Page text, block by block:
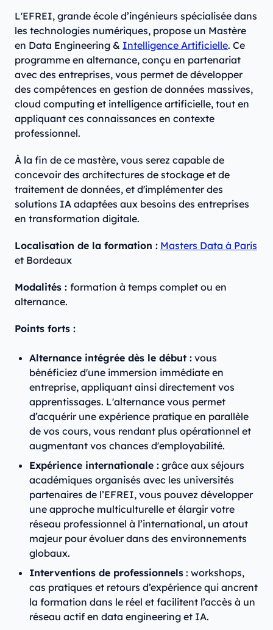
L'EFREI, grande école d’ingénieurs spécialisée dans
les technologies numériques, propose un Mastère
en Data Engineering & Intelligence Artificielle. Ce
programme en alternance, conçu en partenariat
avec des entreprises, vous permet de développer
des compétences en gestion de données massives,
cloud computing et intelligence artificielle, tout en
appliquant ces connaissances en contexte
professionnel.
À la fin de ce mastère, vous serez capable de
concevoir des architectures de stockage et de
traitement de données, et d'implémenter des
solutions IA adaptées aux besoins des entreprises
en transformation digitale.
Localisation de la formation : Masters Data à Paris
et Bordeaux
Modalités : formation à temps complet ou en
alternance.
Points forts :
Alternance intégrée dès le début : vous
bénéficiez d'une immersion immédiate en
entreprise, appliquant ainsi directement vos
apprentissages. L'alternance vous permet
d’acquérir une expérience pratique en parallèle
de vos cours, vous rendant plus opérationnel et
augmentant vos chances d'employabilité.
Expérience internationale : grâce aux séjours
académiques organisés avec les universités
partenaires de l’EFREI, vous pouvez développer
une approche multiculturelle et élargir votre
réseau professionnel à l’international, un atout
majeur pour évoluer dans des environnements
globaux.
Interventions de professionnels : workshops,
cas pratiques et retours d’expérience qui ancrent
la formation dans le réel et facilitent l’accès à un
réseau actif en data engineering et IA.